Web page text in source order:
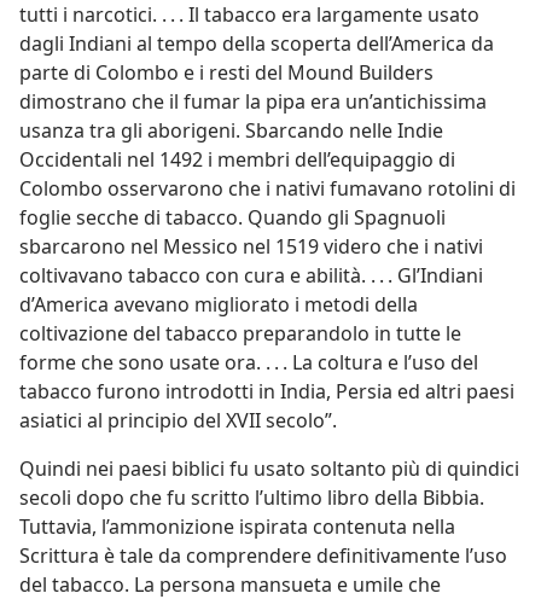
tutti i narcotici. . . . Il tabacco era largamente usato
dagli Indiani al tempo della scoperta dell’America da
parte di Colombo e i resti del Mound Builders
dimostrano che il fumar la pipa era un’antichissima
usanza tra gli aborigeni. Sbarcando nelle Indie
Occidentali nel 1492 i membri dell’equipaggio di
Colombo osservarono che i nativi fumavano rotolini di
foglie secche di tabacco. Quando gli Spagnuoli
sbarcarono nel Messico nel 1519 videro che i nativi
coltivavano tabacco con cura e abilità. . . . Gl’Indiani
d’America avevano migliorato i metodi della
coltivazione del tabacco preparandolo in tutte le
forme che sono usate ora. . . . La coltura e l’uso del
tabacco furono introdotti in India, Persia ed altri paesi
asiatici al principio del XVII secolo”.
Quindi nei paesi biblici fu usato soltanto più di quindici
secoli dopo che fu scritto l’ultimo libro della Bibbia.
Tuttavia, l’ammonizione ispirata contenuta nella
Scrittura è tale da comprendere definitivamente l’uso
del tabacco. La persona mansueta e umile che